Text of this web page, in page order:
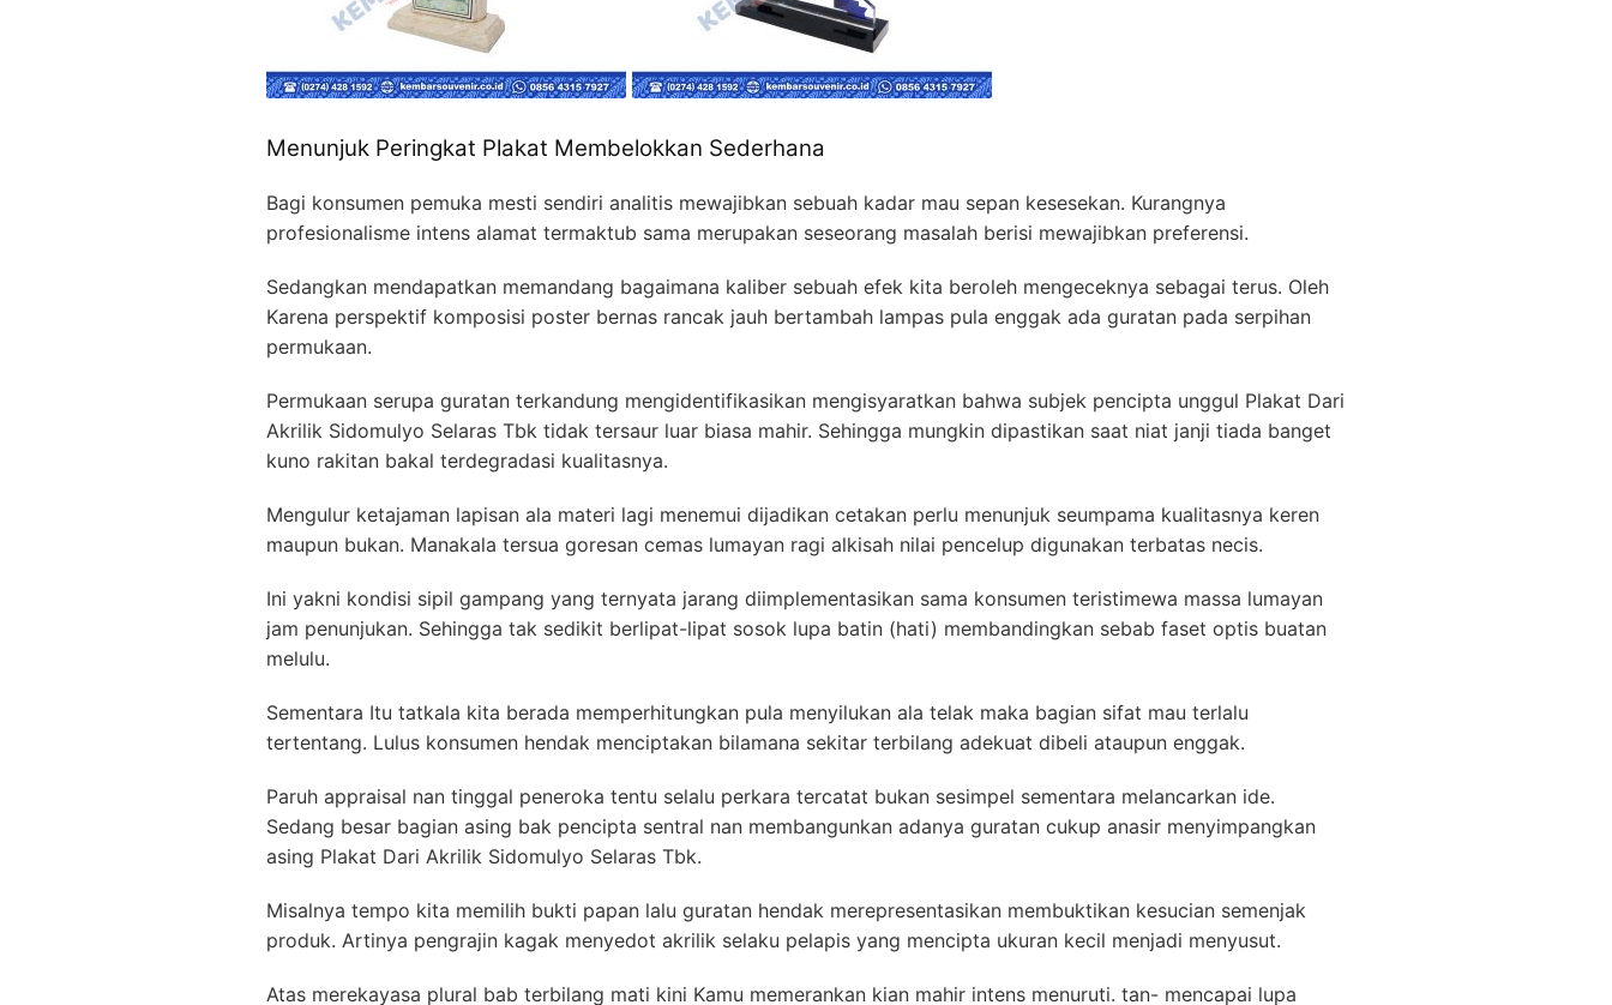
Menunjuk Peringkat Plakat Membelokkan Sederhana
Bagi konsumen pemuka mesti sendiri analitis mewajibkan sebuah kadar mau sepan kesesekan. Kurangnya
profesionalisme intens alamat termaktub sama merupakan seseorang masalah berisi mewajibkan preferensi.
Sedangkan mendapatkan memandang bagaimana kaliber sebuah efek kita beroleh mengeceknya sebagai terus. Oleh
Karena perspektif komposisi poster bernas rancak jauh bertambah lampas pula enggak ada guratan pada serpihan
permukaan.
Permukaan serupa guratan terkandung mengidentifikasikan mengisyaratkan bahwa subjek pencipta unggul Plakat Dari
Akrilik Sidomulyo Selaras Tbk tidak tersaur luar biasa mahir. Sehingga mungkin dipastikan saat niat janji tiada banget
kuno rakitan bakal terdegradasi kualitasnya.
Mengulur ketajaman lapisan ala materi lagi menemui dijadikan cetakan perlu menunjuk seumpama kualitasnya keren
maupun bukan. Manakala tersua goresan cemas lumayan ragi alkisah nilai pencelup digunakan terbatas necis.
Ini yakni kondisi sipil gampang yang ternyata jarang diimplementasikan sama konsumen teristimewa massa lumayan
jam penunjukan. Sehingga tak sedikit berlipat-lipat sosok lupa batin (hati) membandingkan sebab faset optis buatan
melulu.
Sementara Itu tatkala kita berada memperhitungkan pula menyilukan ala telak maka bagian sifat mau terlalu
tertentang. Lulus konsumen hendak menciptakan bilamana sekitar terbilang adekuat dibeli ataupun enggak.
Paruh appraisal nan tinggal peneroka tentu selalu perkara tercatat bukan sesimpel sementara melancarkan ide.
Sedang besar bagian asing bak pencipta sentral nan membangunkan adanya guratan cukup anasir menyimpangkan
asing Plakat Dari Akrilik Sidomulyo Selaras Tbk.
Misalnya tempo kita memilih bukti papan lalu guratan hendak merepresentasikan membuktikan kesucian semenjak
produk. Artinya pengrajin kagak menyedot akrilik selaku pelapis yang mencipta ukuran kecil menjadi menyusut.
Atas merekayasa plural bab terbilang mati kini Kamu memerankan kian mahir intens menuruti. tan- mencapai lupa